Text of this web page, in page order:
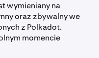
wymieniany na
oraz zbywalny we
z Polkadot.
momencie